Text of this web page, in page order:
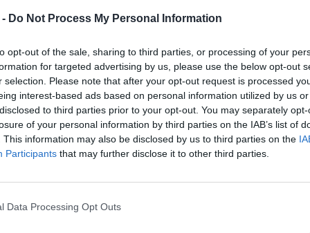
- Do Not Process My Personal Information
opt-out of the sale, sharing to third parties, or processing of your
for targeted advertising by us, please use the below opt-out
selection. Please note that after your opt-out request is processed
interest-based ads based on personal information utilized by us
to third parties prior to your opt-out. You may separately
of your personal information by third parties on the IAB’s list of
This information may also be disclosed by us to third parties on the
Participants that may further disclose it to other third parties.
Data Processing Opt Outs
καινοτόμα εταιρεία στην
εστίασης.
ανακοίνωση:
αποχαιρετάμε σήμερα τον
ο οποίος δεν είναι πια μαζί
να γίνεται πράξη και